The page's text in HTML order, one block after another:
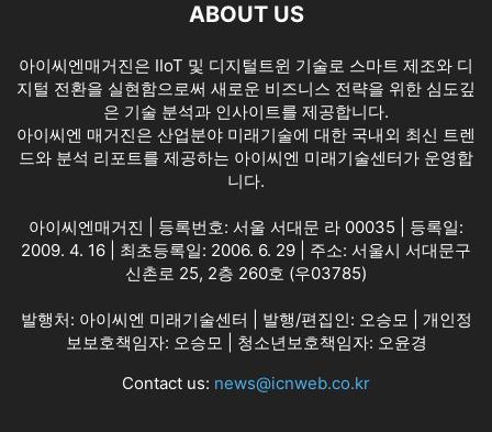
ABOUT US
아이씨엔매거진은 IIoT 및 디지털트윈 기술로 스마트 제조와 디
지털 전환을 실현함으로써 새로운 비즈니스 전략을 위한 심도깊
은 기술 분석과 인사이트를 제공합니다.
아이씨엔 매거진은 산업분야 미래기술에 대한 국내외 최신 트렌
드와 분석 리포트를 제공하는 아이씨엔 미래기술센터가 운영합
니다.
아이씨엔매거진 | 등록번호: 서울 서대문 라 00035 | 등록일:
2009. 4. 16 | 최초등록일: 2006. 6. 29 | 주소: 서울시 서대문구
신촌로 25, 2층 260호 (우03785)
발행처: 아이씨엔 미래기술센터 | 발행/편집인: 오승모 | 개인정
보보호책임자: 오승모 | 청소년보호책임자: 오윤경
Contact us: news@icnweb.co.kr